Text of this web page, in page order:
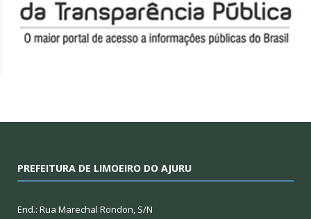
PREFEITURA DE LIMOEIRO DO AJURU
End.: Rua Marechal Rondon, S/N